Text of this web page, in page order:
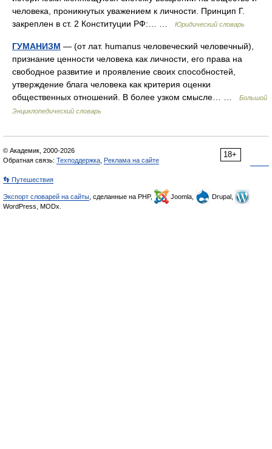
человека, проникнутых уважением к личности. Принцип Г.
закреплен в ст. 2 Конституции РФ:… …
Юридический словарь
ГУМАНИЗМ — (от лат. humanus человеческий человечный),
признание ценности человека как личности, его права на
свободное развитие и проявление своих способностей,
утверждение блага человека как критерия оценки
общественных отношений. В более узком смысле… …
Большой
Энциклопедический словарь
18+
© Академик, 2000-2026
Обратная связь: Техподдержка Реклама на сайте
👣 Путешествия
Экспорт словарей на сайты , сделанные на PHP, Joomla,
Drupal,
WordPress, MODx.